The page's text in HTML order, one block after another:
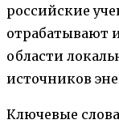
российские
отрабатывают
области
источников
Ключевые